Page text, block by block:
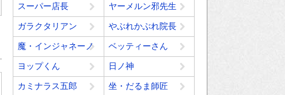
スーパー店長 ヤーメルン邪先生
ガラクタリアン やぶれかぶれ院長
魔・インジャネーノ ベッティーさん
ヨップくん 日ノ神
カミナラス五郎 坐・だるま師匠